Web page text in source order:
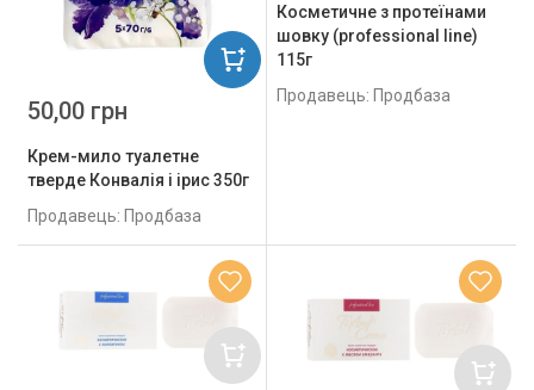
Крем-мило туалетне
тверде Конвалія і ірис 350г
Продавець: Продбаза
50,00 грн
Косметичне з протеїнами
шовку (professional line)
115г
Продавець: Продбаза